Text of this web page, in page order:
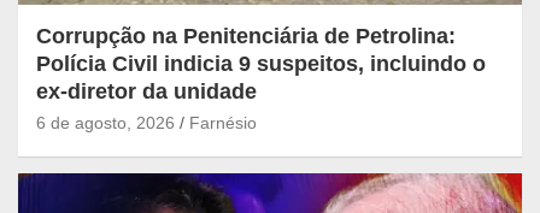
Corrupção na Penitenciária de Petrolina:
Polícia Civil indicia 9 suspeitos, incluindo o
ex-diretor da unidade
6 de agosto, 2026 Farnésio